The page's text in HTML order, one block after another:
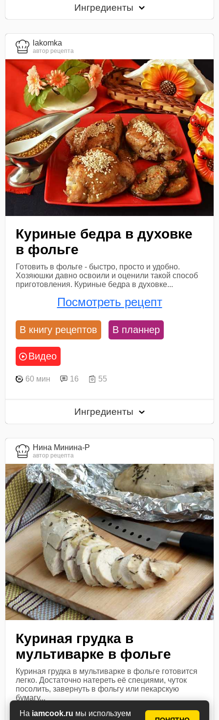
На iamcook.ru мы используем
Ингредиенты
lakomka
автор рецепта
Куриные бедра в духовке
в фольге
Готовить в фольге - быстро, просто и удобно.
Хозяюшки давно освоили и оценили такой способ
приготовления. Куриные бедра в духовке...
Посмотреть рецепт
В книгу рецептов В планнер
Видео
60 мин 16 55
Ингредиенты
Нина Минина-Р
автор рецепта
Куриная грудка в
мультиварке в фольге
Куриная грудка в мультиварке в фольге готовится
легко. Достаточно натереть её специями, чуток
посолить, завернуть в фольгу или пекарскую
бумагу...
Посмотреть рецепт